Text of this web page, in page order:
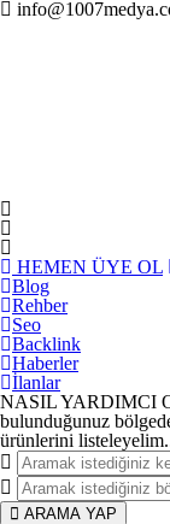
HEMEN ÜYE OL
Blog
Rehber
Seo
Backlink
Haberler
İlanlar
NASIL YARDIMCI
bulunduğunuz
ürünlerini
ARAMA YAP